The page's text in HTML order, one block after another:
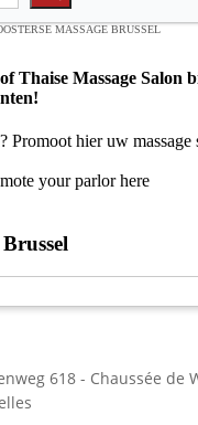
MASSAGE BRUSSEL
Thaise Massage Salon
Promoot hier uw massage
your parlor here
618 - Chaussée de